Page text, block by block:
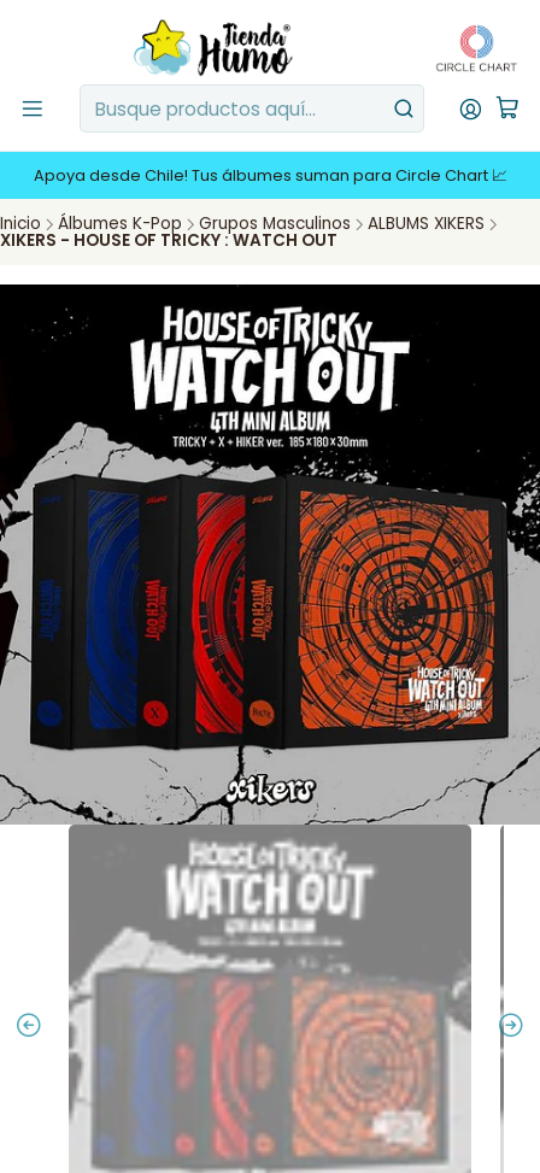
Apoya desde Chile! Tus álbumes suman para Circle Chart 📈
Inicio Álbumes K-Pop Grupos Masculinos ALBUMS XIKERS
XIKERS - HOUSE OF TRICKY : WATCH OUT